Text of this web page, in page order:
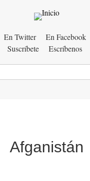
En Twitter
En Facebook
Suscríbete
Escríbenos
Afganistán